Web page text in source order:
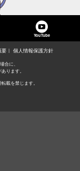
YouTube
要 個人情報保護方針
合に、
ります。
載を禁じます。